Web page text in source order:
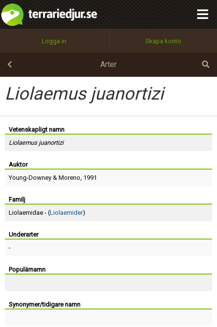
Logga in Skapa konto
Arter
Liolaemus juanortizi
Vetenskapligt namn
Liolaemus juanortizi
Auktor
Young-Downey & Moreno, 1991
Familj
Liolaemidae - (Liolaemider)
Underarter
-
Populärnamn
Synonymer/tidigare namn
Utför
100%
OK
integritetspolicy
Namn:
Epost:
Lösenord:
Terms of Service
Begär nytt lösenord
Tillbaka till förstasidan